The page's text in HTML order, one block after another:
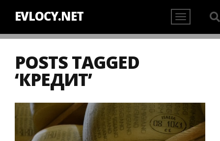
EVLOCY.NET
POSTS TAGGED
‘КРЕДИТ’